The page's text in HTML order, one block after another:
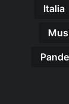
Italia